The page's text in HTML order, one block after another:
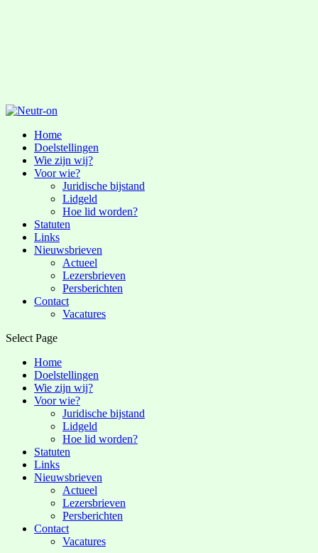
Home
Doelstellingen
Wie zijn wij?
Voor wie?
Juridische bijstand
Lidgeld
Hoe lid worden?
Statuten
Links
Nieuwsbrieven
Actueel
Lezersbrieven
Persberichten
Contact
Vacatures
Select Page
Home
Doelstellingen
Wie zijn wij?
Voor wie?
Juridische bijstand
Lidgeld
Hoe lid worden?
Statuten
Links
Nieuwsbrieven
Actueel
Lezersbrieven
Persberichten
Contact
Vacatures